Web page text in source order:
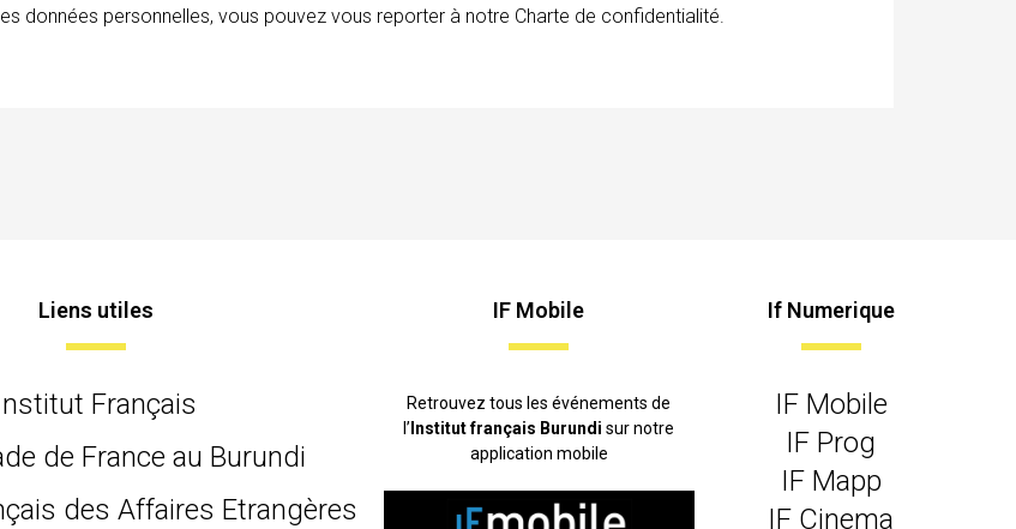
données personnelles, vous pouvez vous reporter à notre Charte de confidentialité.
Liens utiles
Français
de France au Burundi
des Affaires Etrangères
IF Mobile
Retrouvez tous les événements de
l’ Institut français Burundisur notre
application mobile
If Numerique
IF Mobile
IF Prog
IF Mapp
IF Cinema